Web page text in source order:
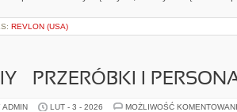
REVLON (USA)
– PRZERÓBKI I
ADMIN LUT - 3 - 2026 MOŻLIWOŚĆ